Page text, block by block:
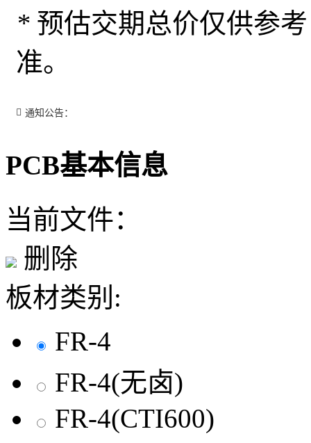
* 预估交期总价仅供参
准。
通知公告：
PCB基本信息
当前文件：
删除
板材类别:
FR-4
FR-4(无卤)
FR-4(CTI600)